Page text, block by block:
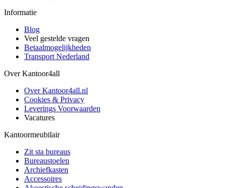
Informatie
Blog
Veel gestelde vragen
Betaalmogelijkheden
Transport Nederland
Over Kantoor4all
Over Kantoor4all.nl
Cookies & Privacy
Leverings Voorwaarden
Vacatures
Kantoormeubilair
Zit sta bureaus
Bureaustoelen
Archiefkasten
Accessoires